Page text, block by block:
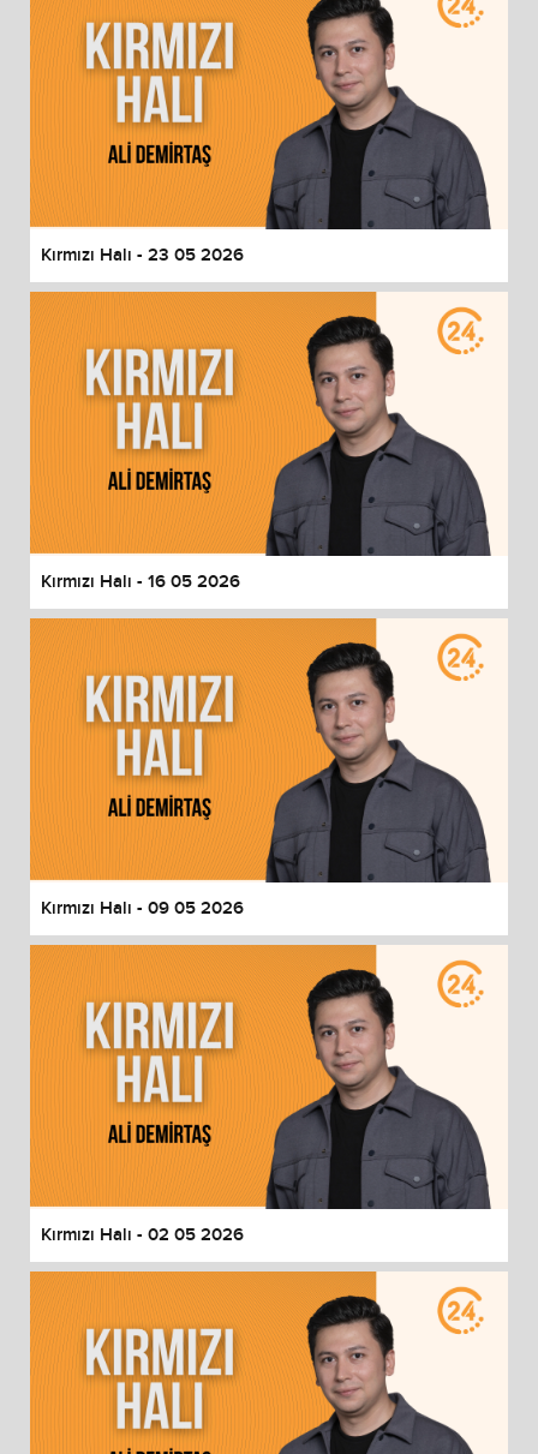
Kırmızı Halı - 23 05 2026
Kırmızı Halı - 16 05 2026
Kırmızı Halı - 09 05 2026
Kırmızı Halı - 02 05 2026